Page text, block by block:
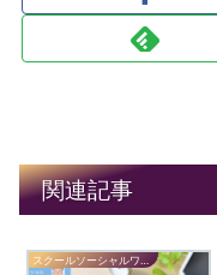
関連記事